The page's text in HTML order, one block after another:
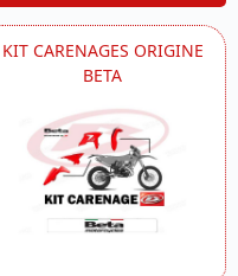
KIT CARENAGES ORIGINE
BETA